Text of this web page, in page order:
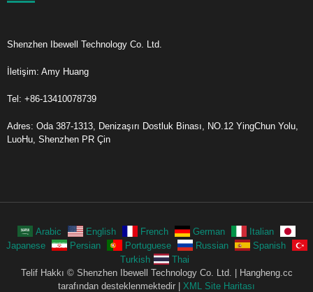
Shenzhen Ibewell Technology Co. Ltd.
İletişim: Amy Huang
Tel: +86-13410078739
Adres: Oda 387-1313, Denizaşırı Dostluk Binası, NO.12 YingChun Yolu,
LuoHu, Shenzhen PR Çin
Arabic English French German
Italian
Japanese
Persian Portuguese Russian
Spanish
Turkish
Thai
Telif Hakkı © Shenzhen Ibewell Technology Co. Ltd. | Hangheng.cc
tarafından desteklenmektedir | XML Site Haritası